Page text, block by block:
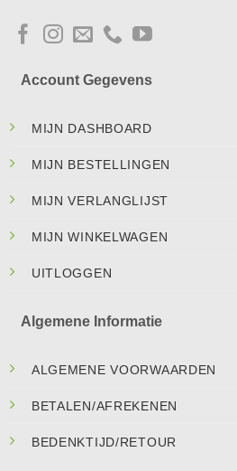
Account Gegevens
MIJN DASHBOARD
MIJN BESTELLINGEN
MIJN VERLANGLIJST
MIJN WINKELWAGEN
UITLOGGEN
Algemene Informatie
ALGEMENE VOORWAARDEN
BETALEN/AFREKENEN
BEDENKTIJD/RETOUR